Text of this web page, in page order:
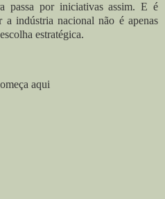
passa por iniciativas assim. E é
a indústria nacional não é apenas
estratégica.
aqui